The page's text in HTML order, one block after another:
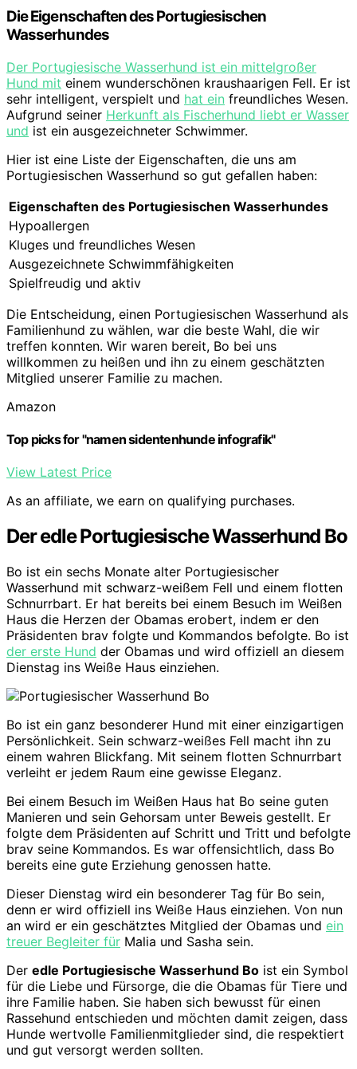
Die Eigenschaften des Portugiesischen
Wasserhundes
Der Portugiesische Wasserhund ist ein mittelgroßer
Hund mit einem wunderschönen kraushaarigen Fell. Er ist
sehr intelligent, verspielt und hat ein freundliches Wesen.
Aufgrund seiner Herkunft als Fischerhund liebt er Wasser
und ist ein ausgezeichneter Schwimmer.
Hier ist eine Liste der Eigenschaften, die uns am
Portugiesischen Wasserhund so gut gefallen haben:
Eigenschaften des Portugiesischen Wasserhundes
Hypoallergen
Kluges und freundliches Wesen
Ausgezeichnete Schwimmfähigkeiten
Spielfreudig und aktiv
Die Entscheidung, einen Portugiesischen Wasserhund als
Familienhund zu wählen, war die beste Wahl, die wir
treffen konnten. Wir waren bereit, Bo bei uns
willkommen zu heißen und ihn zu einem geschätzten
Mitglied unserer Familie zu machen.
Amazon
Top picks for "namen sidentenhunde infografik"
View Latest Price
As an affiliate, we earn on qualifying purchases.
Der edle Portugiesische Wasserhund Bo
Bo ist ein sechs Monate alter Portugiesischer
Wasserhund mit schwarz-weißem Fell und einem flotten
Schnurrbart. Er hat bereits bei einem Besuch im Weißen
Haus die Herzen der Obamas erobert, indem er den
Präsidenten brav folgte und Kommandos befolgte. Bo ist
der erste Hund der Obamas und wird offiziell an diesem
Dienstag ins Weiße Haus einziehen.
Bo ist ein ganz besonderer Hund mit einer einzigartigen
Persönlichkeit. Sein schwarz-weißes Fell macht ihn zu
einem wahren Blickfang. Mit seinem flotten Schnurrbart
verleiht er jedem Raum eine gewisse Eleganz.
Bei einem Besuch im Weißen Haus hat Bo seine guten
Manieren und sein Gehorsam unter Beweis gestellt. Er
folgte dem Präsidenten auf Schritt und Tritt und befolgte
brav seine Kommandos. Es war offensichtlich, dass Bo
bereits eine gute Erziehung genossen hatte.
Dieser Dienstag wird ein besonderer Tag für Bo sein,
denn er wird offiziell ins Weiße Haus einziehen. Von nun
an wird er ein geschätztes Mitglied der Obamas und ein
treuer Begleiter für Malia und Sasha sein.
Der edle Portugiesische Wasserhund Bo ist ein Symbol
für die Liebe und Fürsorge, die die Obamas für Tiere und
ihre Familie haben. Sie haben sich bewusst für einen
Rassehund entschieden und möchten damit zeigen, dass
Hunde wertvolle Familienmitglieder sind, die respektiert
und gut versorgt werden sollten.